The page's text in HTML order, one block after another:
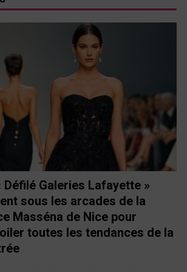
Défilé Galeries Lafayette »
sous les arcades de la
Masséna de Nice pour
toutes les tendances de la